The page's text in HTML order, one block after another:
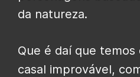
da natureza.
Que é daí que
casal improvável,